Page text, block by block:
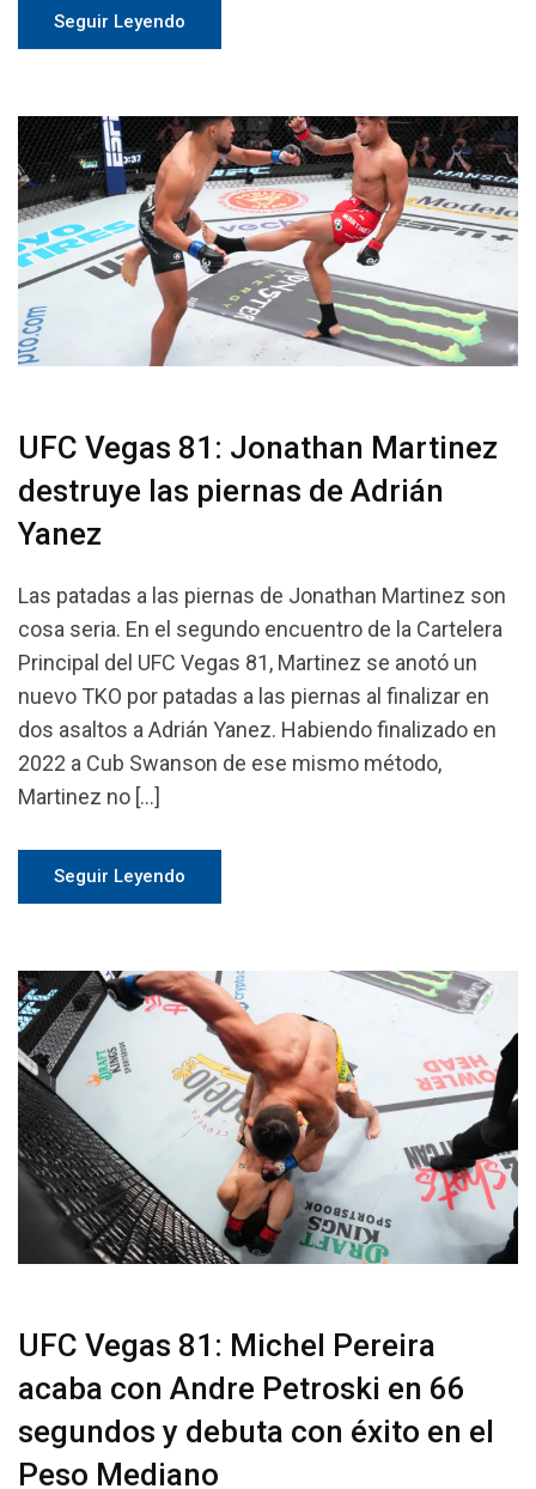
Seguir Leyendo
UFC Vegas 81: Jonathan Martinez
destruye las piernas de Adrián
Yanez
Las patadas a las piernas de Jonathan Martinez son
cosa seria. En el segundo encuentro de la Cartelera
Principal del UFC Vegas 81, Martinez se anotó un
nuevo TKO por patadas a las piernas al finalizar en
dos asaltos a Adrián Yanez. Habiendo finalizado en
2022 a Cub Swanson de ese mismo método,
Martinez no […]
Seguir Leyendo
UFC Vegas 81: Michel Pereira
acaba con Andre Petroski en 66
segundos y debuta con éxito en el
Peso Mediano